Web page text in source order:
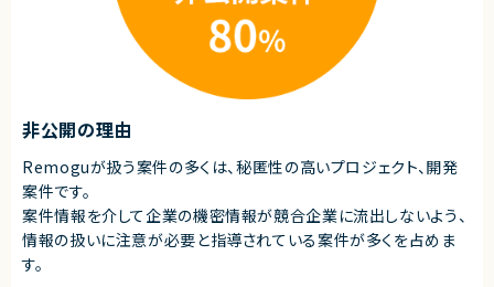
非公開の理由
Remoguが扱う案件の多くは、秘匿性の高いプロジェクト、開発
案件です。
案件情報を介して企業の機密情報が競合企業に流出しないよう、
情報の扱いに注意が必要と指導されている案件が多くを占めま
す。